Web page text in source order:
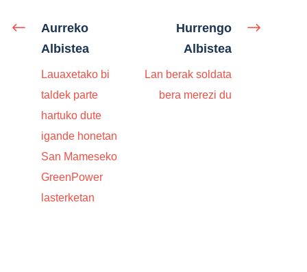
Aurreko
Albistea
Lauaxetako bi
taldek parte
hartuko dute
igande honetan
San Mameseko
GreenPower
lasterketan
Hurrengo
Albistea
Lan berak soldata
bera merezi du